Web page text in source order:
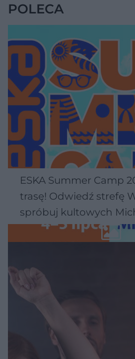
POLECA
ESKA Summer Camp
trasę! Odwiedź strefę
spróbuj kultowych
Wawelu